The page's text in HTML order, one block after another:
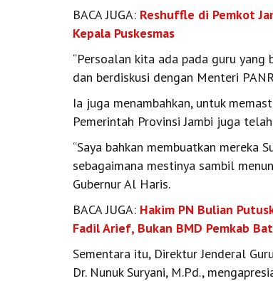
BACA JUGA: Reshuffle di Pemkot
Kepala Puskesmas
“Persoalan kita ada pada guru yang
dan berdiskusi dengan Menteri
Ia juga menambahkan, untuk
Pemerintah Provinsi Jambi juga
“Saya bahkan membuatkan mereka
sebagaimana mestinya sambil
Gubernur Al Haris.
BACA JUGA: Hakim PN Bulian
Fadil Arief, Bukan BMD Pemkab
Sementara itu, Direktur Jenderal
Dr. Nunuk Suryani, M.Pd.,